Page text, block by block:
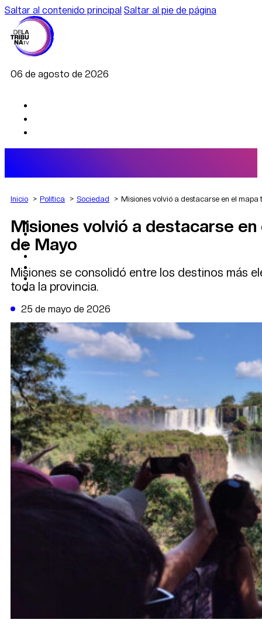
Saltar al contenido principal Saltar al pie de página
06 de agosto de 2026
AGRO
DEPORTES
ECONOMÍA
POLÍTICA
CAMBIO CLIMÁTICO
DATA FIRME
DE LA TRIBUNA TV
Inicio Política Sociedad Misiones volvió a destacarse en el
Misiones volvió a destacarse
de Mayo
Misiones se consolidó entre los destinos más
toda la provincia.
25 de mayo de 2026